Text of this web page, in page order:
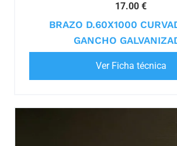
17.00 €
BRAZO D.60X1000
GANCHO
Ver Ficha técnica